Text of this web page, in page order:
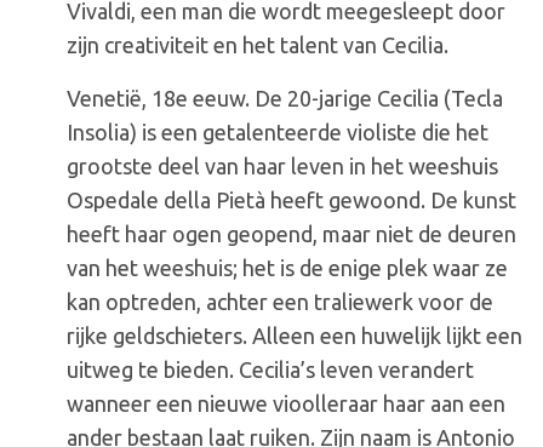
Vivaldi, een man die wordt meegesleept door
zijn creativiteit en het talent van Cecilia.
Venetië, 18e eeuw. De 20-jarige Cecilia (Tecla
Insolia) is een getalenteerde violiste die het
grootste deel van haar leven in het weeshuis
Ospedale della Pietà heeft gewoond. De kunst
heeft haar ogen geopend, maar niet de deuren
van het weeshuis; het is de enige plek waar ze
kan optreden, achter een traliewerk voor de
rijke geldschieters. Alleen een huwelijk lijkt een
uitweg te bieden. Cecilia’s leven verandert
wanneer een nieuwe vioolleraar haar aan een
ander bestaan laat ruiken. Zijn naam is Antonio